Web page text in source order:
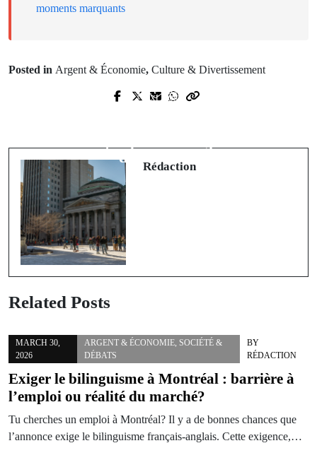
moments marquants
Posted in Argent & Économie, Culture & Divertissement
Prev Post
tombe en ruine?
Next Post
déconnectés
Rédaction
Related Posts
MARCH 30,
2026
ARGENT & ÉCONOMIE SOCIÉTÉ &
DÉBATS
BY
RÉDACTION
Exiger le bilinguisme à Montréal : barrière à
l’emploi ou réalité du marché?
Tu cherches un emploi à Montréal? Il y a de bonnes chances que
l’annonce exige le bilinguisme français-anglais. Cette exigence,…